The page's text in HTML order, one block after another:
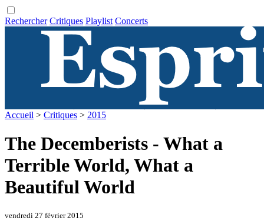
Rechercher Critiques Playlist Concerts
Accueil > Critiques > 2015
The Decemberists - What a
Terrible World, What a
Beautiful World
vendredi 27 février 2015